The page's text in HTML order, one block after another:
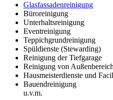
Glasfassadenreinigung
Büroreinigung
Unterhaltsreinigung
Eventreinigung
Teppichgrundreinigung
Spüldienste (Stewarding)
Reinigung der Tiefgarage
Reinigung von
Hausmeisterdienste und
Bauendreinigung
u.v.m.